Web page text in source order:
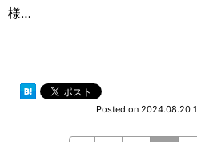
様…
Posted on 2024.08.20